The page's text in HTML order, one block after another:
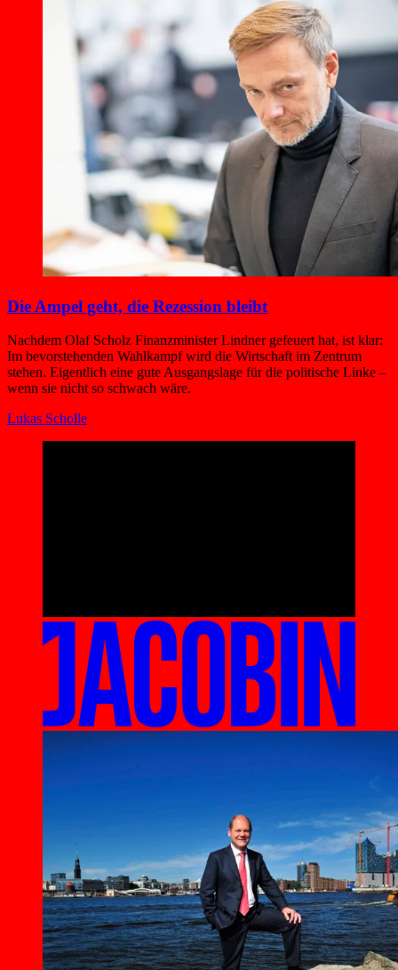
Die Ampel geht, die Rezession bleibt
Nachdem Olaf Scholz Finanzminister Lindner gefeuert hat, ist klar:
Im bevorstehenden Wahlkampf wird die Wirtschaft im Zentrum
stehen. Eigentlich eine gute Ausgangslage für die politische Linke –
wenn sie nicht so schwach wäre.
Lukas Scholle